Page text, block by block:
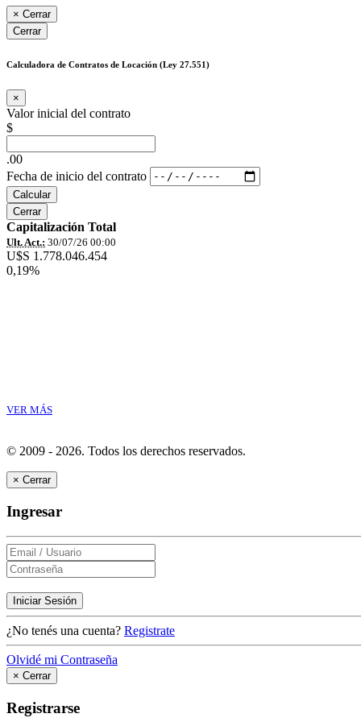
× Cerrar
Cerrar
Calculadora de Contratos de Locación (Ley 27.551)
×
Valor inicial del contrato
$
.00
Fecha de inicio del contrato
Calcular
Cerrar
Capitalización Total
Ult. Act.: 30/07/26 00:00
U$S 1.778.046.454
0,19%
VER MÁS
© 2009 - 2026. Todos los derechos reservados.
× Cerrar
Ingresar
Iniciar Sesión
¿No tenés una cuenta? Registrate
Olvidé mi Contraseña
× Cerrar
Registrarse